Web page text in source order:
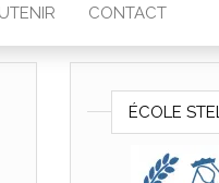
CONTACT
ÉCOLE